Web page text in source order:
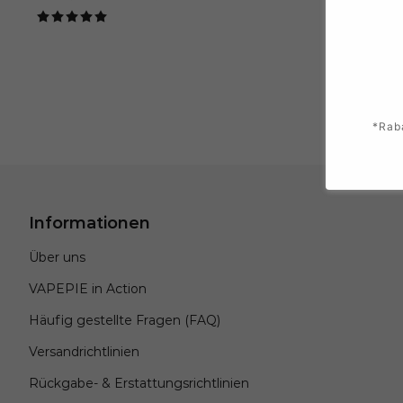
price
Informationen
Über uns
VAPEPIE in Action
Häufig gestellte Fragen (FAQ)
Versandrichtlinien
Rückgabe- & Erstattungsrichtlinien